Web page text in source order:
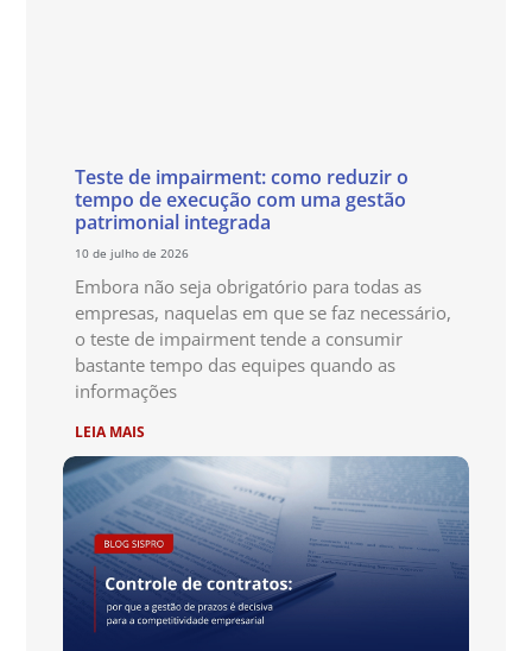
Teste de impairment: como reduzir o
tempo de execução com uma gestão
patrimonial integrada
10 de julho de 2026
Embora não seja obrigatório para todas as
empresas, naquelas em que se faz necessário,
o teste de impairment tende a consumir
bastante tempo das equipes quando as
informações
LEIA MAIS